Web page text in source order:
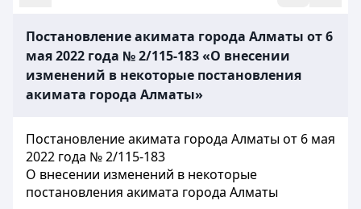
Постановление акимата города Алматы от 6
мая 2022 года № 2/115-183 «О внесении
изменений в некоторые постановления
акимата города Алматы»
Постановление акимата города Алматы от 6 мая
2022 года № 2/115-183
О внесении изменений в некоторые
постановления акимата города Алматы